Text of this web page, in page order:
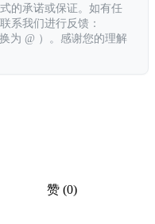
的承诺或保证。如有任
系我们进行反馈：
为 @ ）。感谢您的理解
赞 (0)